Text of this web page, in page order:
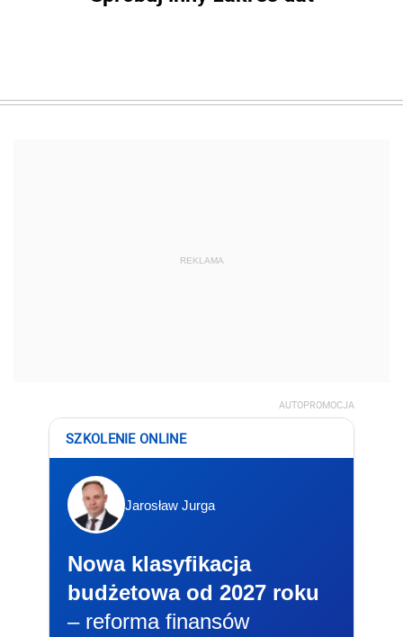
REKLAMA
AUTOPROMOCJA
SZKOLENIE ONLINE
Jarosław Jurga
Nowa klasyfikacja
budżetowa od 2027 roku
– reforma finansów